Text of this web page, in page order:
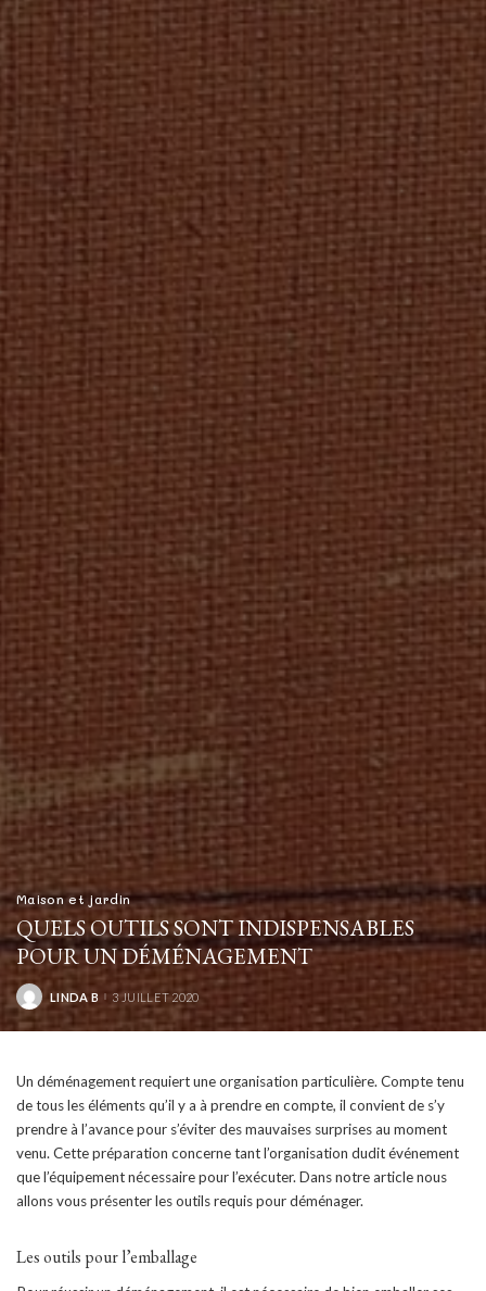
Maison et jardin
QUELS OUTILS SONT INDISPENSABLES
POUR UN DÉMÉNAGEMENT
POSTED
BY
LINDA B 3 JUILLET 2020
Un déménagement requiert une organisation particulière. Compte tenu
de tous les éléments qu’il y a à prendre en compte, il convient de s’y
prendre à l’avance pour s’éviter des mauvaises surprises au moment
venu. Cette préparation concerne tant l’organisation dudit événement
que l’équipement nécessaire pour l’exécuter. Dans notre article nous
allons vous présenter les outils requis pour déménager.
Les outils pour l’emballage